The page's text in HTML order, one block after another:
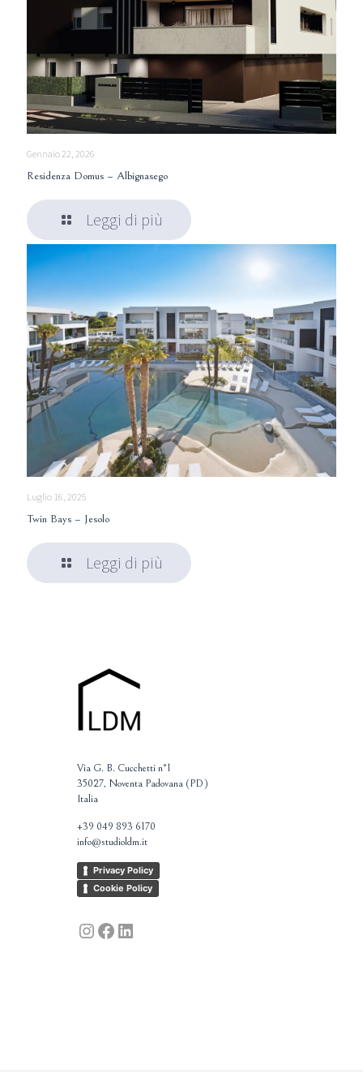
Gennaio 22, 2026
Residenza Domus – Albignasego
Leggi di più
Luglio 16, 2025
Twin Bays – Jesolo
Leggi di più
Via G. B. Cucchetti n°1
35027, Noventa Padovana (PD)
Italia
+39 049 893 6170
info@studioldm.it
Privacy Policy
Cookie Policy
Instagram Facebook LinkedIn